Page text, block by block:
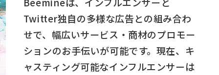
Twitter独自の多様な広告との組み合わ
せで、幅広いサービス・商材のプロモー
ションのお手伝いが可能です。現在、キ
ャスティング可能なインフルエンサーは